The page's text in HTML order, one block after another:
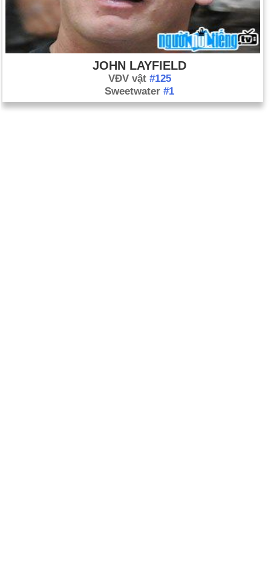
JOHN LAYFIELD
VĐV vật #125
Sweetwater #1